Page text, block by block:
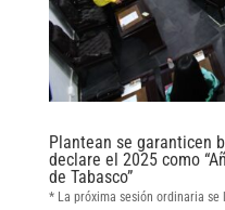
Plantean se garanticen
declare el 2025 como
de Tabasco”
* La próxima sesión ordinaria